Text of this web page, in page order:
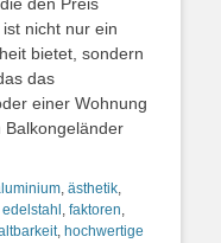
nicht nur ein
bietet, sondern
das
einer Wohnung
Balkongeländer
, ästhetik,
edelstahl , faktoren,
, hochwertige